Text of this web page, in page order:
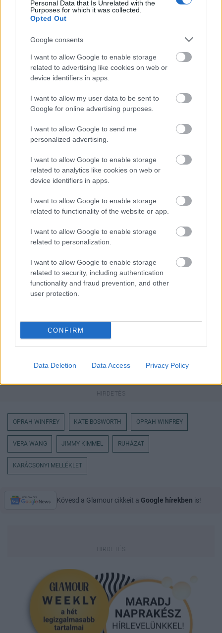
Personal Data that Is Unrelated with the
Purposes for which it was collected.
Opted Out
Google consents
I want to allow Google to enable storage
related to advertising like cookies on web or
device identifiers in apps.
I want to allow my user data to be sent to
Google for online advertising purposes.
I want to allow Google to send me
personalized advertising.
I want to allow Google to enable storage
related to analytics like cookies on web or
device identifiers in apps.
I want to allow Google to enable storage
related to functionality of the website or app.
I want to allow Google to enable storage
related to personalization.
I want to allow Google to enable storage
related to security, including authentication
functionality and fraud prevention, and other
user protection.
CONFIRM
Data Deletion Data Access Privacy Policy
Küldés
Messengeren
keresőben könnyebben megtaláld a
glamour.hu cikkeit
OPRAH WINFREY KATE BOSWORTH OPRAH WINFREY
VERA WANG JIMMY KIMMEL RUHÁZAT
KARÁCSONYI MELLÉKLET
Kövesd a Glamour cikkeit a Google hírekben is!